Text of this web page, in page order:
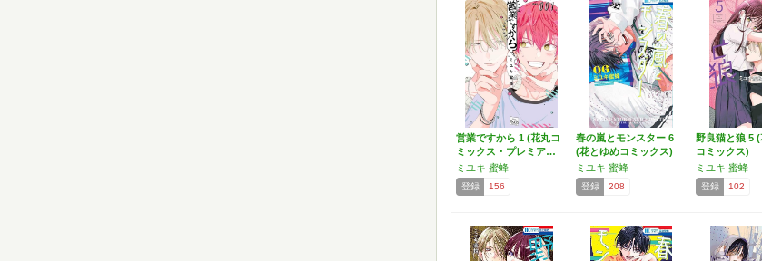
営業ですから 1 (花丸コ
ミックス・プレミア…
ミユキ 蜜蜂
登録 156
春の嵐とモンスター 6
(花とゆめコミックス)
ミユキ 蜜蜂
登録 208
野良猫と狼 5
コミックス)
ミユキ 蜜蜂
登録 102